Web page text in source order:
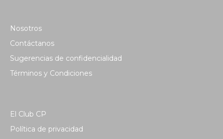
Nosotros
Contáctanos
Sugerencias de confidencialidad
Términos y Condiciones
El Club CP
Política de privacidad